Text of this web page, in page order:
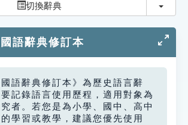
切換辭典 切換
語辭典修訂本
國語辭典修訂本》為歷史語言辭
記錄語言使用歷程，適用對象為
者。若您是為小學、國中、高中
的學習或教學，建議您優先使用